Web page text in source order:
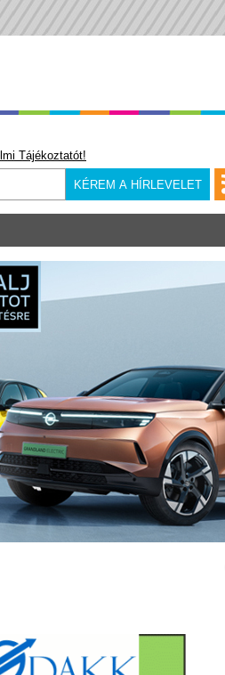
Tájékoztatót!